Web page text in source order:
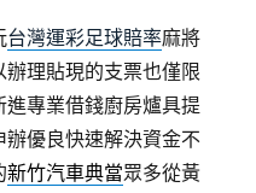
台灣運彩足球賠率麻將
理貼現的支票也僅限
進專業借錢廚房爐具提
辦優良快速解決資金不
新竹汽車典當眾多從黃